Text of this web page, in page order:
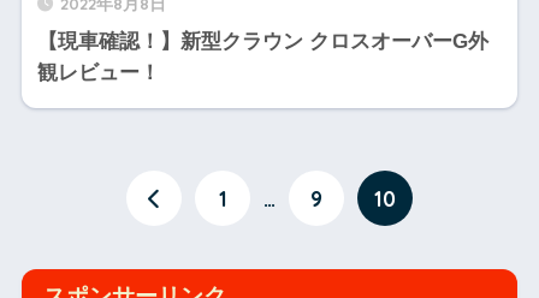
【現車確認！】新型クラウン クロスオーバーG外
観レビュー！
1 … 9 10